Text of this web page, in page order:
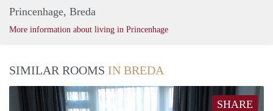
Princenhage, Breda
More information about living in Princenhage
SIMILAR ROOMS IN BREDA
SHARE